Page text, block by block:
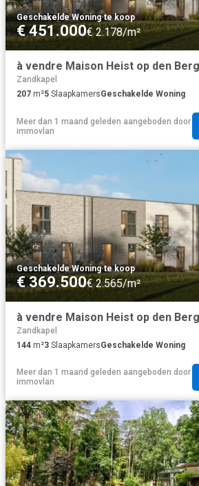
Geschakelde Woning·te koop
€ 451.000€ 2.178/m²
Zandkapel
207 m²5 SlaapkamersGeschakelde Woning
Meer dan 1 maand geleden aangeboden door
immovlan
Geschakelde Woning·te koop
€ 369.500€ 2.565/m²
Zandkapel
144 m²3 SlaapkamersGeschakelde Woning
Meer dan 1 maand geleden aangeboden door
immovlan